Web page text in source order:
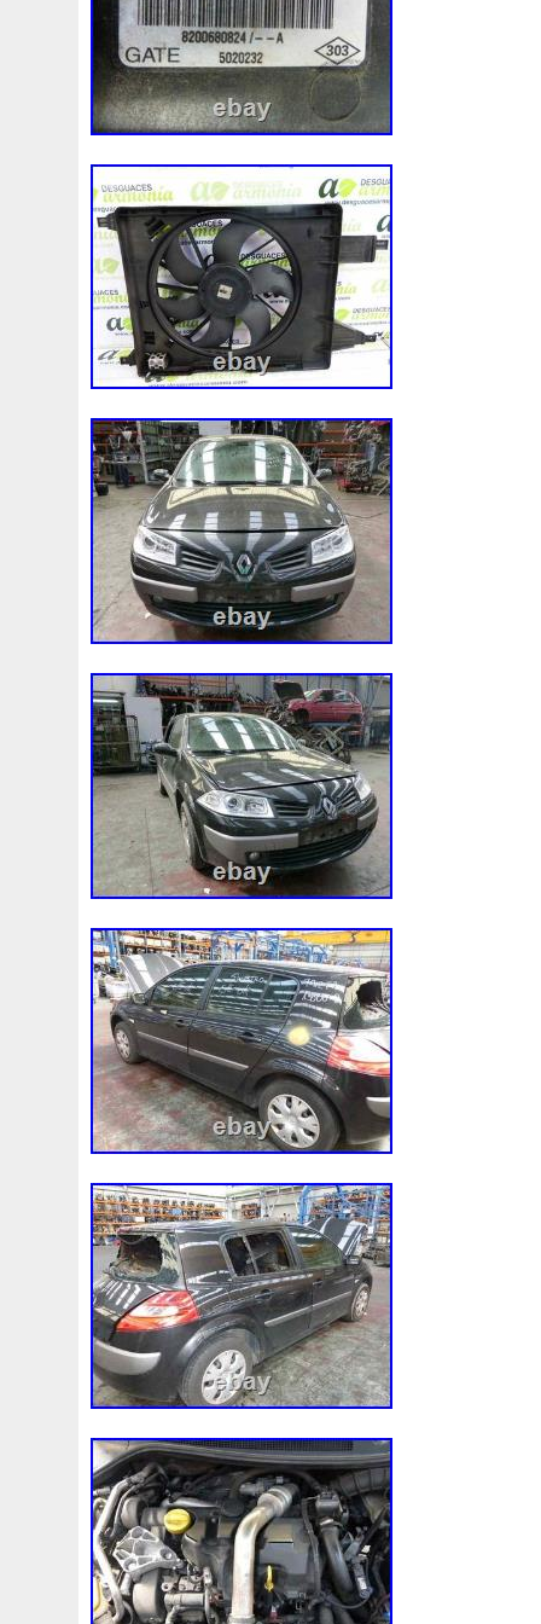
Volvo Votre Voulait Vous
Wasserpumpe Wasserpumpe-Waterpump
Webinaire Wentylator Wezel